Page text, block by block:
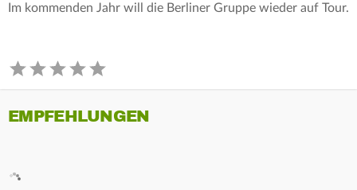
Im kommenden Jahr will die Berliner Gruppe wieder auf Tour.
EMPFEHLUNGEN